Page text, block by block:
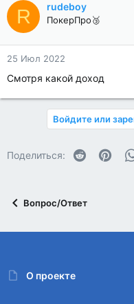
R rudeboy
ПокерПро🥉
25 Июл 2022
Смотря какой доход
Войдите или
Поделиться: Reddit
Вопрос/Ответ
О проекте